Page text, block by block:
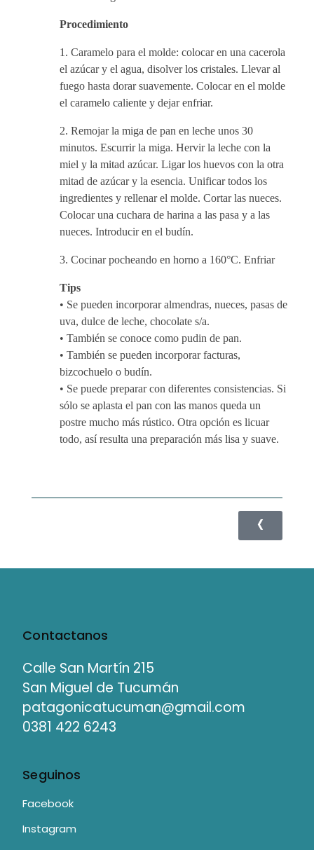
Procedimiento
Caramelo para el molde: colocar en una cacerola
el azúcar y el agua, disolver los cristales. Llevar al
fuego hasta dorar suavemente. Colocar en el molde
el caramelo caliente y dejar enfriar.
Remojar la miga de pan en leche unos 30
minutos. Escurrir la miga. Hervir la leche con la
miel y la mitad azúcar. Ligar los huevos con la otra
mitad de azúcar y la esencia. Unificar todos los
ingredientes y rellenar el molde. Cortar las nueces.
Colocar una cuchara de harina a las pasa y a las
nueces. Introducir en el budín.
Cocinar pocheando en horno a 160°C. Enfriar
Tips
• Se pueden incorporar almendras, nueces, pasas de
uva, dulce de leche, chocolate s/a.
• También se conoce como pudin de pan.
• También se pueden incorporar facturas,
bizcochuelo o budín.
• Se puede preparar con diferentes consistencias. Si
sólo se aplasta el pan con las manos queda un
postre mucho más rústico. Otra opción es licuar
todo, así resulta una preparación más lisa y suave.
Contactanos
Calle San Martín 215
San Miguel de Tucumán
patagonicatucuman@gmail.com
0381 422 6243
Seguinos
Facebook
Instagram